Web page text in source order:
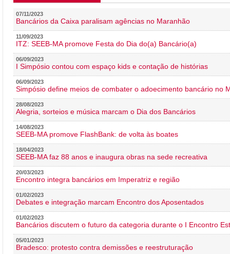
07/11/2023
Bancários da Caixa paralisam agências no Maranhão
11/09/2023
ITZ: SEEB-MA promove Festa do Dia do(a) Bancário(a)
06/09/2023
I Simpósio contou com espaço kids e contação de histórias
06/09/2023
Simpósio define meios de combater o adoecimento bancário no
28/08/2023
Alegria, sorteios e música marcam o Dia dos Bancários
14/08/2023
SEEB-MA promove FlashBank: de volta às boates
18/04/2023
SEEB-MA faz 88 anos e inaugura obras na sede recreativa
20/03/2023
Encontro integra bancários em Imperatriz e região
01/02/2023
Debates e integração marcam Encontro dos Aposentados
01/02/2023
Bancários discutem o futuro da categoria durante o I Encontro
05/01/2023
Bradesco: protesto contra demissões e reestruturação